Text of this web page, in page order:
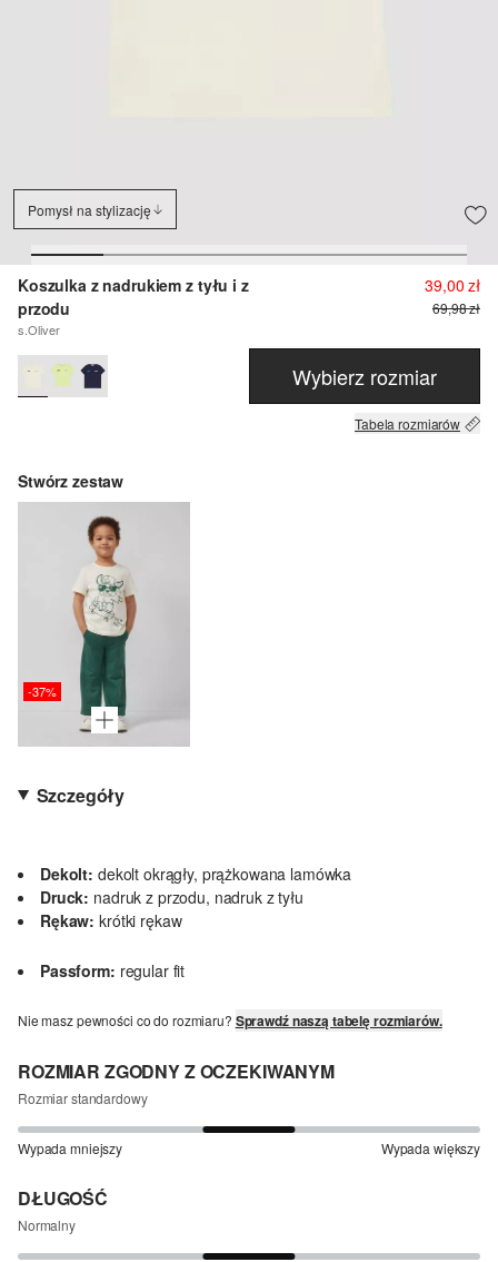
Pomysł na stylizację
Koszulka z nadrukiem z tyłu i z
przodu
s.Oliver
39,00 zł
69,98 zł
Wybierz rozmiar
Tabela rozmiarów
Stwórz zestaw
-37%
Szczegóły
Dekolt: dekolt okrągły, prążkowana lamówka
Druck: nadruk z przodu, nadruk z tyłu
Rękaw: krótki rękaw
Passform: regular fit
Nie masz pewności co do rozmiaru? Sprawdź naszą tabelę rozmiarów.
ROZMIAR ZGODNY Z OCZEKIWANYM
Rozmiar standardowy
Wypada mniejszy Wypada większy
DŁUGOŚĆ
Normalny